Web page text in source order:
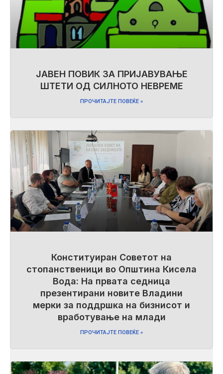
ЈАВЕН ПОВИК ЗА ПРИЈАВУВАЊЕ
ШТЕТИ ОД СИЛНОТО НЕВРЕМЕ
ПРОЧИТАЈТЕ ПОВЕЌЕ »
Конституиран Советот на
стопанственици во Општина Кисела
Вода: На првата седница
презентирани новите Владини
мерки за поддршка на бизнисот и
вработување на млади
ПРОЧИТАЈТЕ ПОВЕЌЕ »